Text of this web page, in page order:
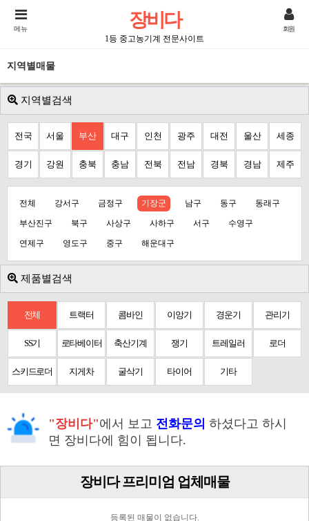
장비다
1등 중고농기계 전문사이트
메뉴 회원
지역별매물
지역별검색
전국 서울 부산 대구 인천 광주 대전 울산 세종
경기 강원 충북 충남 전북 전남 경북 경남 제주
전체 강서구 금정구 기장군 남구 동구 동래구
부산진구 북구 사상구 사하구 서구 수영구
연제구 영도구 중구 해운대구
제품별검색
전체 트랙터 콤바인 이앙기 경운기 관리기
SS기 로타베이터 축산기계 쟁기 트레일러 로더
스키드로더 지게차 굴삭기 타이어 기타
"장비다"에서 보고 전화문의 하셨다고 하시
면 장비다에 힘이 됩니다.
장비다 프리미엄 업체매물
등록된 매물이 없습니다.